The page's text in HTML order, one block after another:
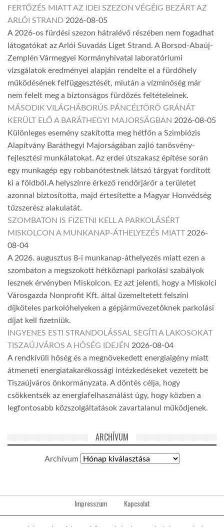
FERTŐZÉS MIATT AZ IDEI SZEZON VÉGÉIG BEZÁRT AZ
ARLÓI STRAND 2026-08-05
A 2026-os fürdési szezon hátralévő részében nem fogadhat
látogatókat az Arlói Suvadás Liget Strand. A Borsod-Abaúj-
Zemplén Vármegyei Kormányhivatal laboratóriumi
vizsgálatok eredményei alapján rendelte el a fürdőhely
működésének felfüggesztését, miután a vízminőség már
nem felelt meg a biztonságos fürdőzés feltételeinek.
MÁSODIK VILÁGHÁBORÚS PÁNCÉLTÖRŐ GRÁNÁT
KERÜLT ELŐ A BARÁTHEGYI MAJORSÁGBAN 2026-08-05
Különleges esemény szakította meg hétfőn a Szimbiózis
Alapítvány Baráthegyi Majorságában zajló tanösvény-
fejlesztési munkálatokat. Az erdei útszakasz építése során
egy munkagép egy robbanótestnek látszó tárgyat fordított
ki a földből.A helyszínre érkező rendőrjárőr a területet
azonnal biztosította, majd értesítette a Magyar Honvédség
tűzszerész alakulatát.
SZOMBATON IS FIZETNI KELL A PARKOLÁSÉRT
MISKOLCON A MUNKANAP-ÁTHELYEZÉS MIATT 2026-
08-04
A 2026. augusztus 8-i munkanap-áthelyezés miatt ezen a
szombaton a megszokott hétköznapi parkolási szabályok
lesznek érvényben Miskolcon. Ez azt jelenti, hogy a Miskolci
Városgazda Nonprofit Kft. által üzemeltetett felszíni
díjköteles parkolóhelyeken a gépjárművezetőknek parkolási
díjat kell fizetniük.
INGYENES ESTI STRANDOLÁSSAL SEGÍTI A LAKOSOKAT
TISZAÚJVÁROS A HŐSÉG IDEJÉN 2026-08-04
A rendkívüli hőség és a megnövekedett energiaigény miatt
átmeneti energiatakarékossági intézkedéseket vezetett be
Tiszaújváros önkormányzata. A döntés célja, hogy
csökkentsék az energiafelhasználást úgy, hogy közben a
legfontosabb közszolgáltatások zavartalanul működjenek.
ARCHÍVUM
Archívum
Impresszum Kapcsolat